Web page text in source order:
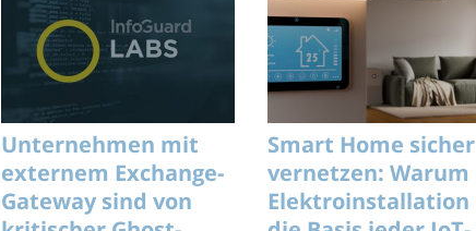
Unternehmen mit
externem Exchange-
Gateway sind von
Smart Home sicher
vernetzen: Warum
Elektroinstallation